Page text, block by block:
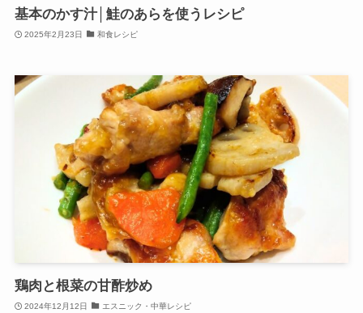
基本のかす汁│鮭のあらを使うレシピ
2025年2月23日 和食レシピ
鶏肉と根菜の甘酢炒め
2024年12月12日 エスニック・中華レシピ